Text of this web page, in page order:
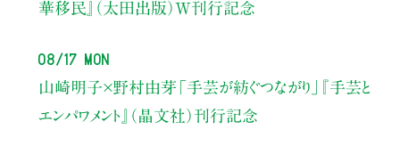
華移民』（太田出版）W刊行記念
08/17 Mon
山崎明子×野村由芽 「手芸が紡ぐつながり」
『手芸と
エンパワメント』（晶文社）刊行記念